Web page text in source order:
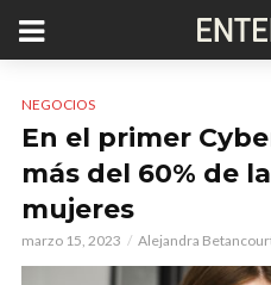
NEGOCIOS
En el primer
más del 60% de
mujeres
marzo 15, 2023 Alejandra